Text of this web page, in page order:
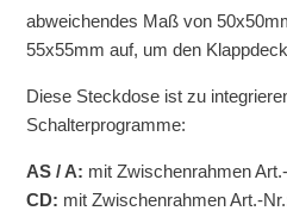
abweichendes Maß von
55x55mm auf, um den
Diese Steckdose ist zu
Schalterprogramme:
AS / A: mit Zwischenrahmen
CD: mit Zwischenrahmen Art.-